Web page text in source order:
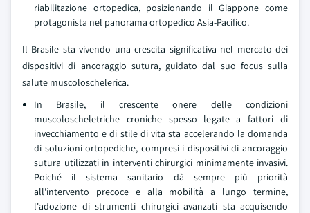
riabilitazione ortopedica, posizionando il Giappone come
protagonista nel panorama ortopedico Asia-Pacifico.
Il Brasile sta vivendo una crescita significativa nel mercato dei
dispositivi di ancoraggio sutura, guidato dal suo focus sulla
salute muscoloschelerica.
In Brasile, il crescente onere delle condizioni
muscoloscheletriche croniche spesso legate a fattori di
invecchiamento e di stile di vita sta accelerando la domanda
di soluzioni ortopediche, compresi i dispositivi di ancoraggio
sutura utilizzati in interventi chirurgici minimamente invasivi.
Poiché il sistema sanitario dà sempre più priorità
all'intervento precoce e alla mobilità a lungo termine,
l'adozione di strumenti chirurgici avanzati sta acquisendo